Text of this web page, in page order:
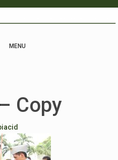
MENU
Copy